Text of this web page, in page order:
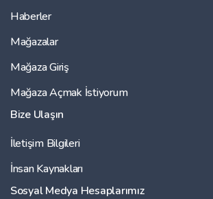
Haberler
Mağazalar
Mağaza Giriş
Mağaza Açmak İstiyorum
Bize Ulaşın
İletişim Bilgileri
İnsan Kaynakları
Sosyal Medya Hesaplarımız